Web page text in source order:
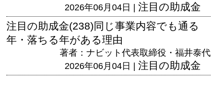
2026年06月04日 | 注目の助成金
注目の助成金(238)同じ事業内容でも通る
年・落ちる年がある理由
著者：ナビット代表取締役・福井泰代
2026年06月04日 | 注目の助成金